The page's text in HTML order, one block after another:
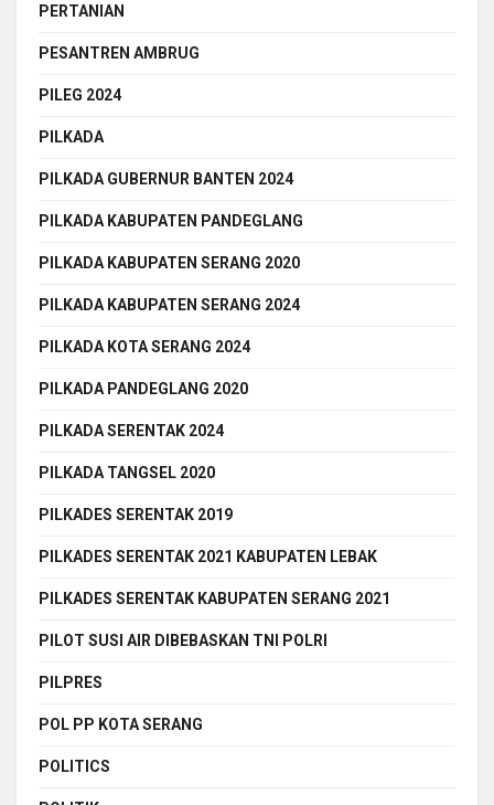
PERTANIAN
PESANTREN AMBRUG
PILEG 2024
PILKADA
PILKADA GUBERNUR BANTEN 2024
PILKADA KABUPATEN PANDEGLANG
PILKADA KABUPATEN SERANG 2020
PILKADA KABUPATEN SERANG 2024
PILKADA KOTA SERANG 2024
PILKADA PANDEGLANG 2020
PILKADA SERENTAK 2024
PILKADA TANGSEL 2020
PILKADES SERENTAK 2019
PILKADES SERENTAK 2021 KABUPATEN LEBAK
PILKADES SERENTAK KABUPATEN SERANG 2021
PILOT SUSI AIR DIBEBASKAN TNI POLRI
PILPRES
POL PP KOTA SERANG
POLITICS